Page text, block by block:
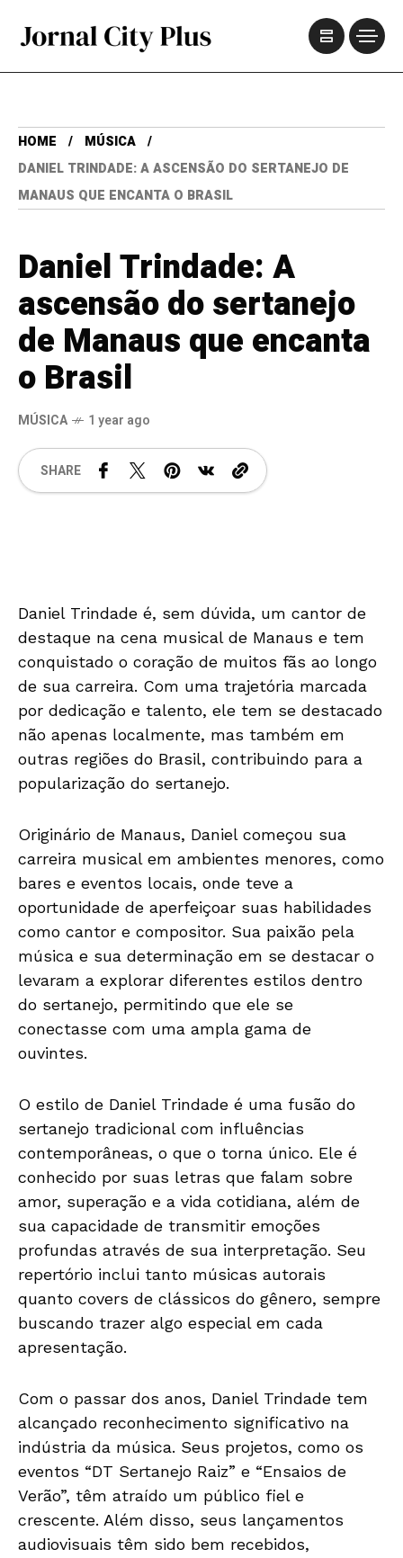
HOME
MÚSICA
DANIEL TRINDADE: A ASCENSÃO DO SERTANEJO DE
MANAUS QUE ENCANTA O BRASIL
Daniel Trindade: A
ascensão do sertanejo
de Manaus que encanta
o Brasil
MÚSICA 1 year ago
SHARE
Daniel Trindade é, sem dúvida, um cantor de
destaque na cena musical de Manaus e tem
conquistado o coração de muitos fãs ao longo
de sua carreira. Com uma trajetória marcada
por dedicação e talento, ele tem se destacado
não apenas localmente, mas também em
outras regiões do Brasil, contribuindo para a
popularização do sertanejo.
Originário de Manaus, Daniel começou sua
carreira musical em ambientes menores, como
bares e eventos locais, onde teve a
oportunidade de aperfeiçoar suas habilidades
como cantor e compositor. Sua paixão pela
música e sua determinação em se destacar o
levaram a explorar diferentes estilos dentro
do sertanejo, permitindo que ele se
conectasse com uma ampla gama de
ouvintes.
O estilo de Daniel Trindade é uma fusão do
sertanejo tradicional com influências
contemporâneas, o que o torna único. Ele é
conhecido por suas letras que falam sobre
amor, superação e a vida cotidiana, além de
sua capacidade de transmitir emoções
profundas através de sua interpretação. Seu
repertório inclui tanto músicas autorais
quanto covers de clássicos do gênero, sempre
buscando trazer algo especial em cada
apresentação.
Com o passar dos anos, Daniel Trindade tem
alcançado reconhecimento significativo na
indústria da música. Seus projetos, como os
eventos “DT Sertanejo Raiz” e “Ensaios de
Verão”, têm atraído um público fiel e
crescente. Além disso, seus lançamentos
audiovisuais têm sido bem recebidos,